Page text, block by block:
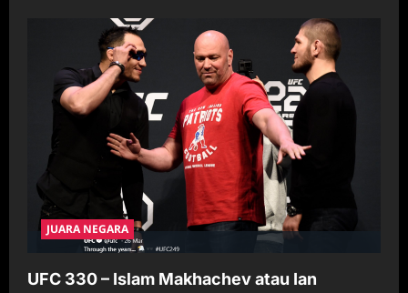
JUARA NEGARA
UFC 330 – Islam Makhachev atau Ian